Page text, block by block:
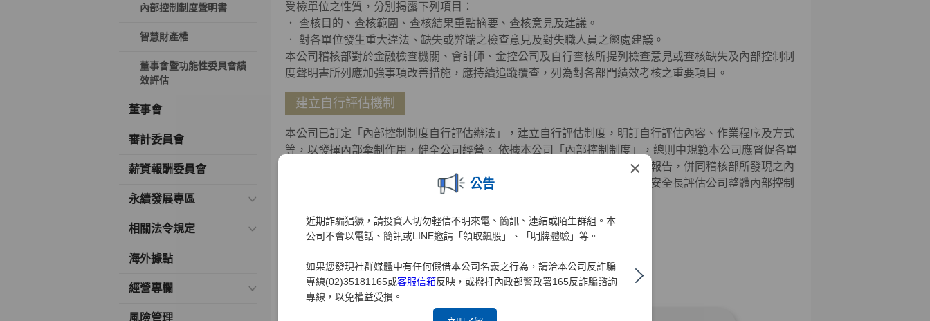
×
公告
近期詐騙猖獗，請投資人切勿輕信不明來電、簡訊、連結或陌生群組。本
公司不會以電話、簡訊或LINE邀請「領取飆股」、「明牌體驗」等。
如果您發現社群媒體中有任何假借本公司名義之行為，請洽本公司反詐騙
專線(02)35181165或客服信箱反映，或撥打內政部警政署165反詐騙諮詢
專線，以免權益受損。
內部控制制度聲明書
智慧財產權
董事會暨功能性委員會績
效評估
董事會
審計委員會
薪資報酬委員會
永續發展專區
相關法令規定
海外據點
經營專欄
風險管理
受檢單位之性質，分別揭露下列項目：
． 查核目的、查核範圍、查核結果重點摘要、查核意見及建議。
． 對各單位發生重大違法、缺失或弊端之檢查意見及對失職人員之懲處建議。
本公司稽核部對於金融檢查機關、會計師、金控公司及自行查核所提列檢查意見或查核缺失及內部控制制
度聲明書所列應加強事項改善措施，應持續追蹤覆查，列為對各部門績效考核之重要項目。
建立自行評估機制
本公司已訂定「內部控制制度自行評估辦法」，建立自行評估制度，明訂自行評估內容、作業程序及方式
等，以發揮內部牽制作用，健全公司經營。 依據本公司「內部控制制度」，總則中規範本公司應督促各單
位及子公司每年至少辦理自行評估一次，再由稽核部覆核各單位之自行評估報告，併同稽核部所發現之內
部控制缺失及異常事項改善情形，以作為董事會、總經理、稽核主管及資訊安全長評估公司整體內部控制
稽核部組織圖